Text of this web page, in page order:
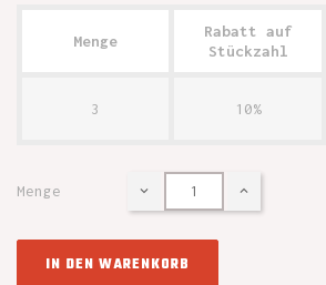
Menge
Rabatt auf
Stückzahl
3 10%
Menge
IN DEN WARENKORB